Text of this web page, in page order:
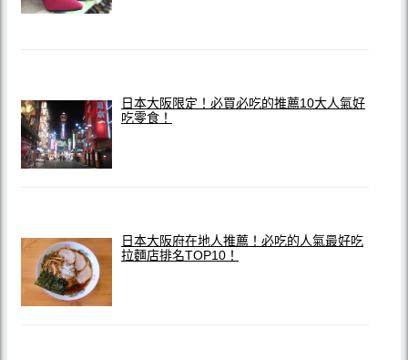
日本大阪限定！必買必吃的推薦10大人氣好
吃零食！
日本大阪府在地人推薦！必吃的人氣最好吃
拉麵店排名TOP10！